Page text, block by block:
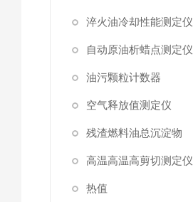
淬火油冷却性能测定仪
自动原油析蜡点测定仪
油污颗粒计数器
空气释放值测定仪
残渣燃料油总沉淀物
高温高温高剪切测定仪
热值